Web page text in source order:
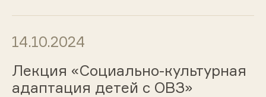
14.10.2024
Лекция «Социально-культурная
адаптация детей с ОВЗ»